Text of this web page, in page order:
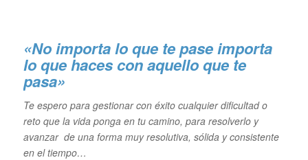
«No importa lo que te pase importa
lo que haces con aquello que te
pasa»
Te espero para gestionar con éxito cualquier dificultad o
reto que la vida ponga en tu camino, para resolverlo y
avanzar de una forma muy resolutiva, sólida y consistente
en el tiempo…